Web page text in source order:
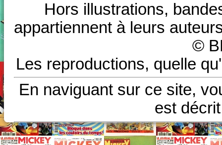
Hors illustrations,
appartiennent à leurs
©
Les reproductions, quelle
En naviguant sur ce site,
est